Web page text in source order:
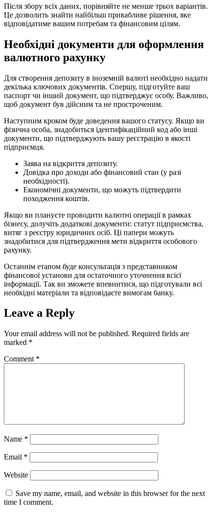
Після збору всіх даних, порівняйте не менше трьох варіантів.
Це дозволить знайти найбільш привабливе рішення, яке
відповідатиме вашим потребам та фінансовим цілям.
Необхідні документи для оформлення
валютного рахунку
Для створення депозиту в іноземній валюті необхідно надати
декілька ключових документів. Спершу, підготуйте ваш
паспорт чи інший документ, що підтверджує особу. Важливо,
щоб документ був дійсним та не простроченим.
Наступним кроком буде доведення вашого статусу. Якщо ви
фізична особа, знадобиться ідентифікаційний код або інші
документи, що підтверджують вашу реєстрацію в якості
підприємця.
Заява на відкриття депозиту.
Довідка про доходи або фінансовий стан (у разі
необхідності).
Економічні документи, що можуть підтвердити
походження коштів.
Якщо ви плануєте проводити валютні операції в рамках
бізнесу, долучіть додаткові документи: статут підприємства,
витяг з реєстру юридичних осіб. Ці папери можуть
знадобитися для підтвердження мети відкриття особового
рахунку.
Останнім етапом буде консультація з представником
фінансової установи для остаточного уточнення всієї
інформації. Так ви зможете впевнитися, що підготували всі
необхідні матеріали та відповідаєте вимогам банку.
Leave a Reply
Your email address will not be published. Required fields are
marked *
Comment *
Name *
Email *
Website
Save my name, email, and website in this browser for the next
time I comment.